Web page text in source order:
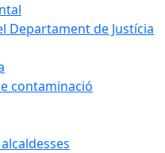
Departament de Justícia
contaminació